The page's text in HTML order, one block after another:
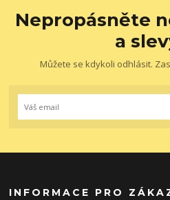
Nepropásněte
a
Můžete se kdykoli odhlásit.
INFORMACE PRO